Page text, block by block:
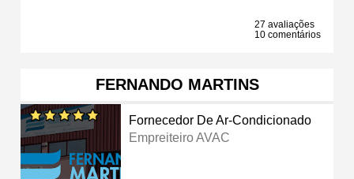
27 avaliações
10 comentários
FERNANDO MARTINS
Fornecedor De Ar-Condicionado
Empreiteiro AVAC